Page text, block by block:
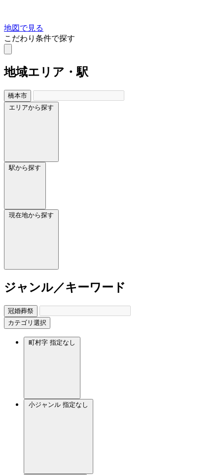
地図で見る
こだわり条件で探す
地域エリア・駅
橋本市
エリアから探す
駅から探す
現在地から探す
ジャンル／キーワード
冠婚葬祭
カテゴリ選択
町村字 指定なし
小ジャンル 指定なし